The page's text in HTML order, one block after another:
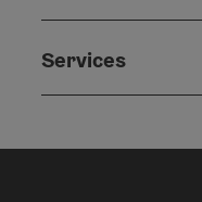
Services